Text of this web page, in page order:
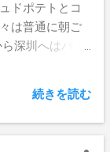
ドポテトとコ
は普通に朝ご
深圳へはバス
りるタイミン
生。 龙华近く
続きを読む